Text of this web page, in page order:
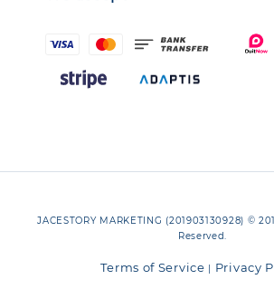
JACESTORY MARKETING (201903130928) ©
Reserved.
Terms of Service | Privacy